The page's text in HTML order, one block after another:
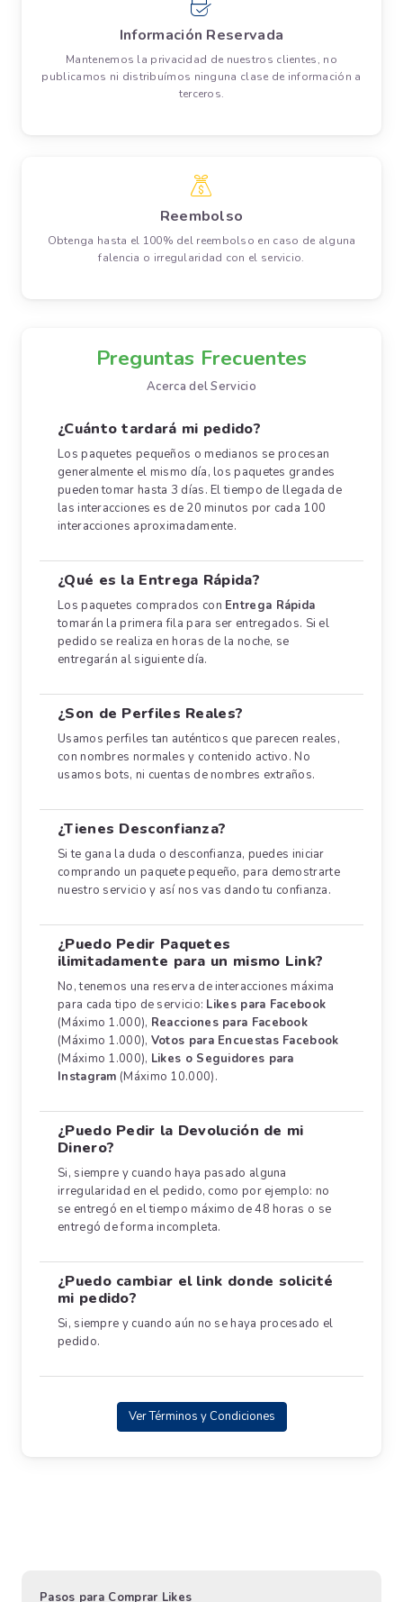
Información Reservada
Mantenemos la privacidad de nuestros clientes, no
publicamos ni distribuímos ninguna clase de información a
terceros.
Reembolso
Obtenga hasta el 100% del reembolso en caso de alguna
falencia o irregularidad con el servicio.
Preguntas Frecuentes
Acerca del Servicio
¿Cuánto tardará mi pedido?
Los paquetes pequeños o medianos se procesan
generalmente el mismo día, los paquetes grandes
pueden tomar hasta 3 días. El tiempo de llegada de
las interacciones es de 20 minutos por cada 100
interacciones aproximadamente.
¿Qué es la Entrega Rápida?
Los paquetes comprados con Entrega Rápida
tomarán la primera fila para ser entregados. Si el
pedido se realiza en horas de la noche, se
entregarán al siguiente día.
¿Son de Perfiles Reales?
Usamos perfiles tan auténticos que parecen reales,
con nombres normales y contenido activo. No
usamos bots, ni cuentas de nombres extraños.
¿Tienes Desconfianza?
Si te gana la duda o desconfianza, puedes iniciar
comprando un paquete pequeño, para demostrarte
nuestro servicio y así nos vas dando tu confianza.
¿Puedo Pedir Paquetes
ilimitadamente para un mismo Link?
No, tenemos una reserva de interacciones máxima
para cada tipo de servicio: Likes para Facebook
(Máximo 1.000), Reacciones para Facebook
(Máximo 1.000), Votos para Encuestas Facebook
(Máximo 1.000), Likes o Seguidores para
Instagram (Máximo 10.000).
¿Puedo Pedir la Devolución de mi
Dinero?
Si, siempre y cuando haya pasado alguna
irregularidad en el pedido, como por ejemplo: no
se entregó en el tiempo máximo de 48 horas o se
entregó de forma incompleta.
¿Puedo cambiar el link donde solicité
mi pedido?
Si, siempre y cuando aún no se haya procesado el
pedido.
Ver Términos y Condiciones
Pasos para Comprar Likes